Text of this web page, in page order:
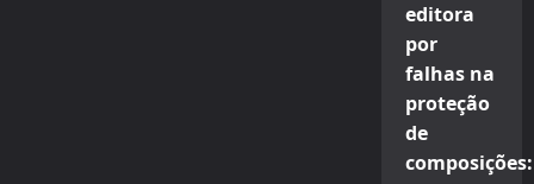
editora
por
falhas na
proteção
de
composições: